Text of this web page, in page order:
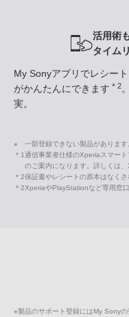
活用術
タイム
My Sonyアプリでレシー
がかんたんにできます ＊2
実。
※ 一部登録できない製品があります
＊1通信事業者仕様のXperiaスマー
のご案内になります。詳しくは
＊2保証書やレシートの原本はなく
＊2XperiaやPlayStationなど専用窓
※製品のサポート登録にはMy Sony